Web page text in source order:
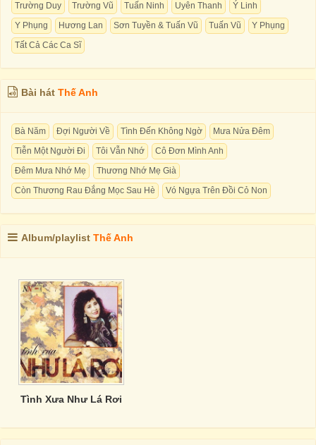
Trường Duy
Trường Vũ Tuấn Ninh Uyên Thanh
Ý Linh
Y Phụng
Hương Lan Sơn Tuyền & Tuấn Vũ Tuấn Vũ
Y Phụng
Tất Cả Các Ca Sĩ
Bài hát Thế Anh
Bà Năm Đợi Người Về Tình Đến Không Ngờ
Mưa Nửa Đêm
Tiễn Một Người Đi
Tôi Vẫn Nhớ
Cô Đơn Mình Anh
Đêm Mưa Nhớ Mẹ
Thương Nhớ Mẹ Già
Còn Thương Rau Đắng Mọc Sau Hè
Vó Ngựa Trên Đồi Cỏ Non
Album/playlist Thế Anh
Tình Xưa Như Lá Rơi